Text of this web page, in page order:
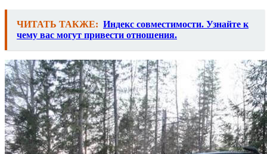
ЧИТАТЬ ТАКЖЕ: Индекс совместимости. Узнайте к
чему вас могут привести отношения.